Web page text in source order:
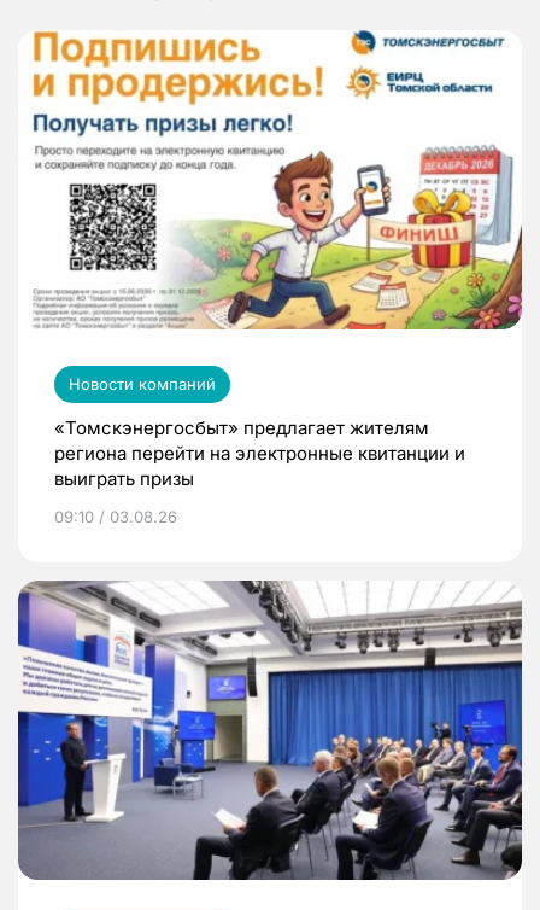
Новости компаний
«Томскэнергосбыт» предлагает жителям
региона перейти на электронные квитанции и
выиграть призы
09:10 / 03.08.26